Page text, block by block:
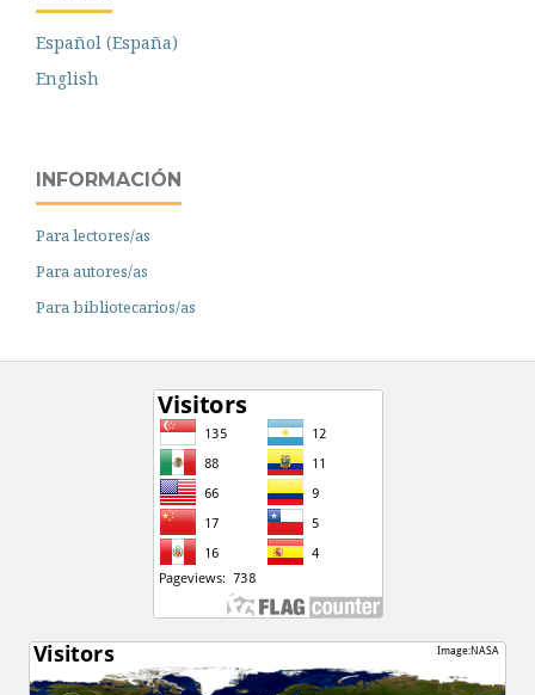
Español (España)
English
INFORMACIÓN
Para lectores/as
Para autores/as
Para bibliotecarios/as